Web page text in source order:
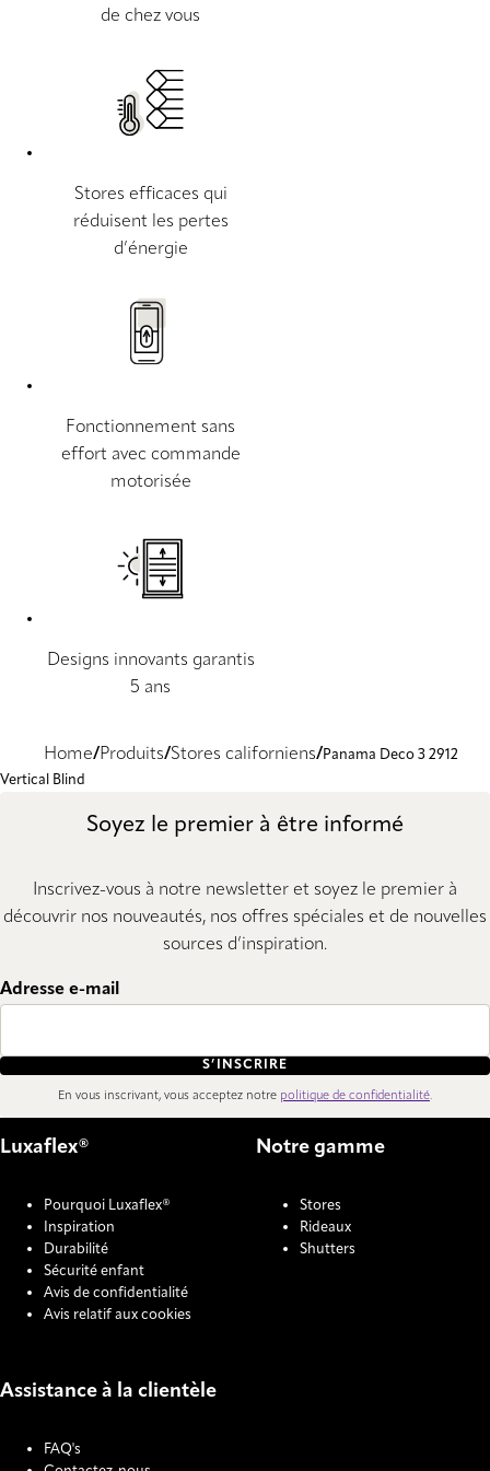
de chez vous
Stores efficaces qui
réduisent les pertes
d’énergie
Fonctionnement sans
effort avec commande
motorisée
Designs innovants garantis
5 ans
Home Produits Stores californiens
Panama Deco 3 2912
Vertical Blind
Soyez le premier à être informé
Inscrivez-vous à notre newsletter et soyez le premier à
découvrir nos nouveautés, nos offres spéciales et de nouvelles
sources d’inspiration.
Adresse e-mail
S’INSCRIRE
En vous inscrivant, vous acceptez notre politique de confidentialité.
Luxaflex®
Pourquoi Luxaflex®
Inspiration
Durabilité
Sécurité enfant
Avis de confidentialité
Avis relatif aux cookies
Notre gamme
Stores
Rideaux
Shutters
Assistance à la clientèle
FAQ's